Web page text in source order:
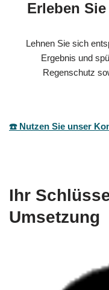
Erleben
Lehnen Sie sich
Ergebnis und
Regenschutz
☎️ Nutzen Sie unser
Ihr
Umsetzung